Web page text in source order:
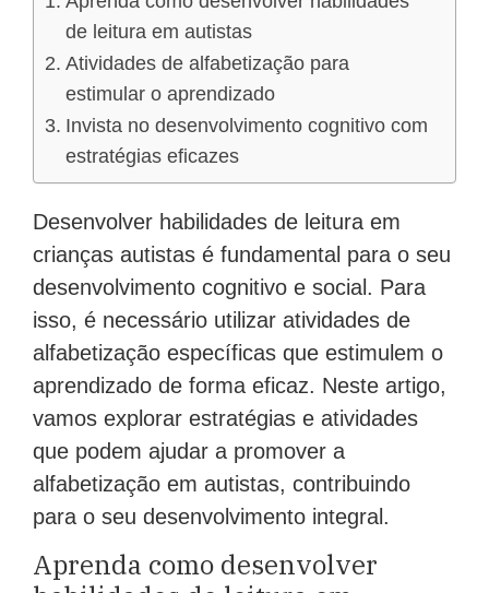
de leitura em autistas
Atividades de alfabetização para
estimular o aprendizado
Invista no desenvolvimento cognitivo com
estratégias eficazes
Desenvolver habilidades de leitura em
crianças autistas é fundamental para o seu
desenvolvimento cognitivo e social. Para
isso, é necessário utilizar atividades de
alfabetização específicas que estimulem o
aprendizado de forma eficaz. Neste artigo,
vamos explorar estratégias e atividades
que podem ajudar a promover a
alfabetização em autistas, contribuindo
para o seu desenvolvimento integral.
Aprenda como desenvolver